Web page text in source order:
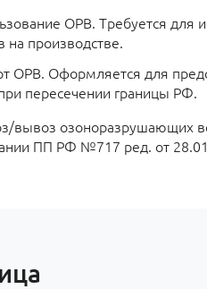
ОРВ. Требуется для
на производстве.
ОРВ. Оформляется для
пересечении границы РФ.
вывоз озоноразрушающих
ПП РФ №717 ред. от